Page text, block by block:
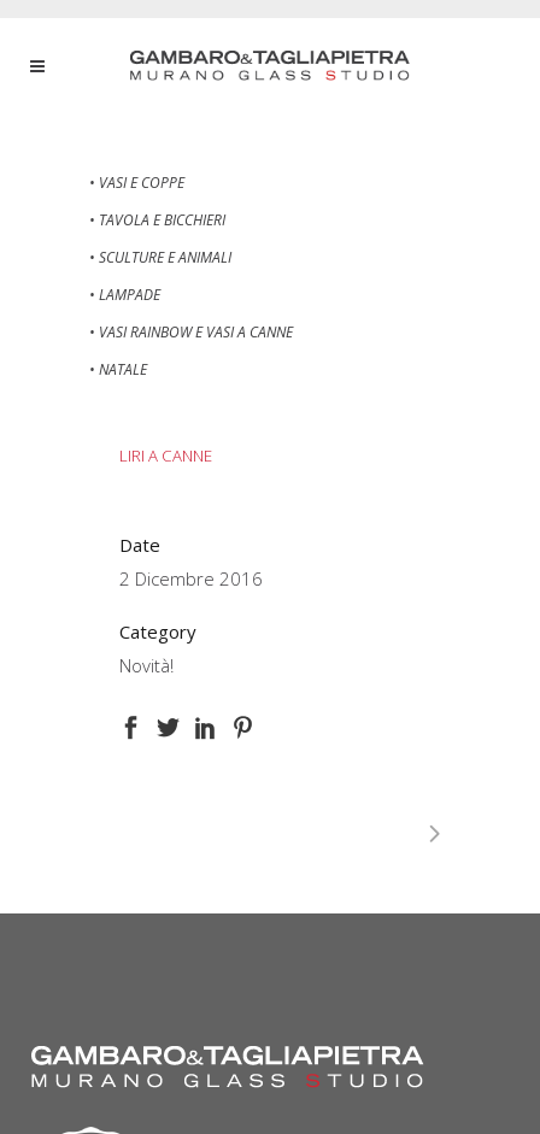
• VASI E COPPE
• TAVOLA E BICCHIERI
• SCULTURE E ANIMALI
• LAMPADE
• VASI RAINBOW E VASI A CANNE
• NATALE
LIRI A CANNE
Date
2 Dicembre 2016
Category
Novità!